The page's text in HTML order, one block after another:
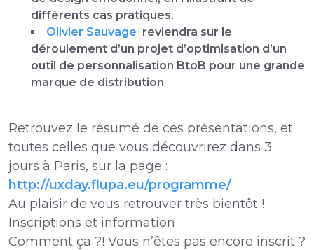
différents cas pratiques.
Olivier Sauvage reviendra sur le
déroulement d’un projet d’optimisation d’un
outil de personnalisation BtoB pour une grande
marque de distribution
Retrouvez le résumé de ces présentations, et
toutes celles que vous découvrirez dans 3
jours à Paris, sur la page :
http://uxday.flupa.eu/programme/
Au plaisir de vous retrouver très bientôt !
Inscriptions et information
Comment ça ?! Vous n’êtes pas encore inscrit ?